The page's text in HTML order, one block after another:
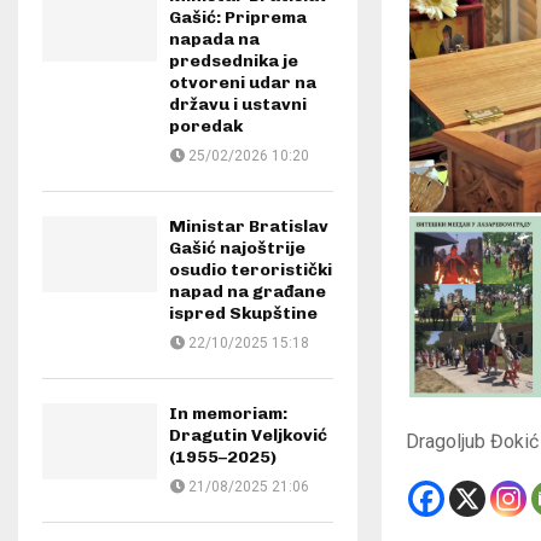
Dragoljub
Gašić: Priprema
napada na
predsednika je
otvoreni udar na
državu i ustavni
poredak
25/02/2026 10:20
Ministar Bratislav
Gašić najoštrije
osudio teroristički
napad na građane
ispred Skupštine
22/10/2025 15:18
In memoriam:
Dragutin Veljković
(1955–2025)
21/08/2025 21:06